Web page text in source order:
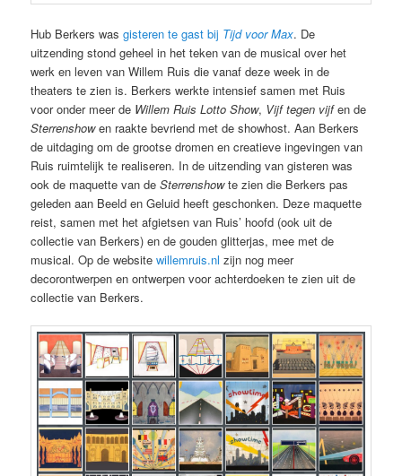
Hub Berkers wasgisteren te gast bij Tijd voor Max. De
uitzending stond geheel in het teken van de musical over het
werk en leven van Willem Ruis die vanaf deze week in de
theaters te zien is. Berkers werkte intensief samen met Ruis
voor onder meer de Willem Ruis Lotto Show, Vijf tegen vijfen de
Sterrenshowen raakte bevriend met de showhost. Aan Berkers
de uitdaging om de grootse dromen en creatieve ingevingen van
Ruis ruimtelijk te realiseren. In de uitzending van gisteren was
ook de maquette van deSterrenshowte zien die Berkers pas
geleden aan Beeld en Geluid heeft geschonken. Deze maquette
reist, samen met het afgietsen van Ruis’ hoofd (ook uit de
collectie van Berkers) en de gouden glitterjas, mee met de
musical. Op de websitewillemruis.nl zijn nog meer
decorontwerpen en ontwerpen voor achterdoeken te zien uit de
collectie van Berkers.